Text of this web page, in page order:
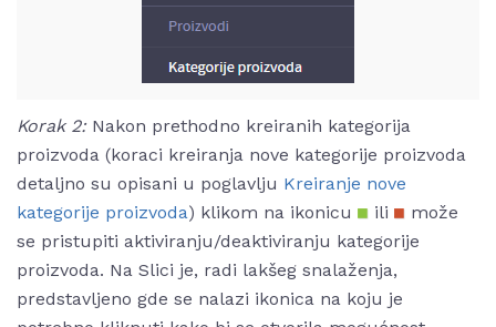
Korak 2: Nakon prethodno kreiranih kategorija
proizvoda (koraci kreiranja nove kategorije proizvoda
detaljno su opisani u poglavlju Kreiranje nove
kategorije proizvoda) klikom na ikonicu ili
može
se pristupiti aktiviranju/deaktiviranju kategorije
proizvoda. Na Slici je, radi lakšeg snalaženja,
predstavljeno gde se nalazi ikonica na koju je